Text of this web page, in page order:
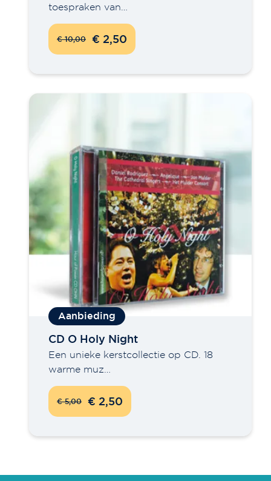
toespraken van…
€ 10,00 € 2,50
CD O Holy Night
Een unieke kerstcollectie op CD. 18
warme muz…
€ 5,00 € 2,50